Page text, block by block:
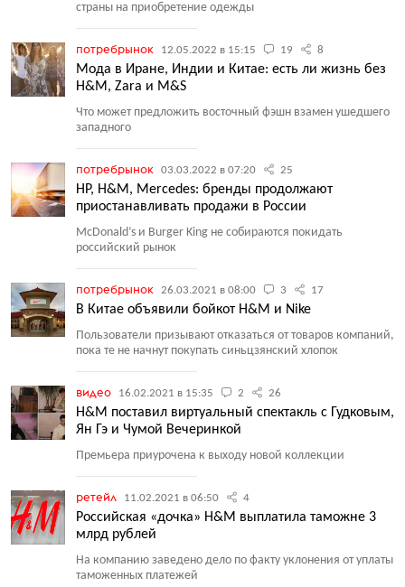
страны на приобретение одежды
потребрынок 12.05.2022 в 15:15 19 8
Мода в Иране, Индии и Китае: есть ли жизнь без
H&M, Zara и M&S
Что может предложить восточный фэшн взамен ушедшего
западного
потребрынок 03.03.2022 в 07:20 25
HP, H&M, Mercedes: бренды продолжают
приостанавливать продажи в России
McDonald’s и Burger King не собираются покидать
российский рынок
потребрынок 26.03.2021 в 08:00 3 17
В Китае объявили бойкот H&M и Nike
Пользователи призывают отказаться от товаров компаний,
пока те не начнут покупать синьцзянский хлопок
видео 16.02.2021 в 15:35 2 26
H&M поставил виртуальный спектакль с Гудковым,
Ян Гэ и Чумой Вечеринкой
Премьера приурочена к выходу новой коллекции
ретейл 11.02.2021 в 06:50 4
Российская «дочка» H&M выплатила таможне 3
млрд рублей
На компанию заведено дело по факту уклонения от уплаты
таможенных платежей